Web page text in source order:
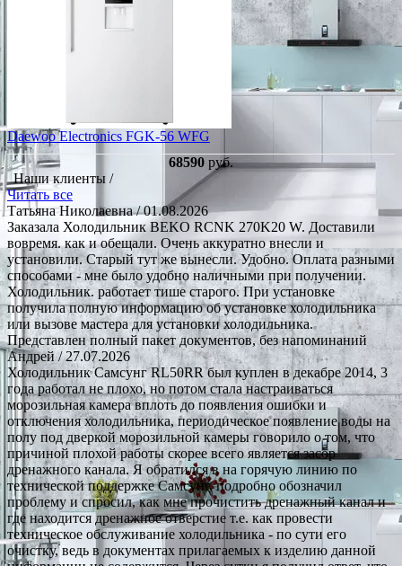
Daewoo Electronics FGK-56 WFG
68590 руб.
Наши клиенты /
Читать все
Татьяна Николаевна/ 01.08.2026
Заказала Холодильник BEKO RCNK 270K20 W. Доставили
вовремя. как и обещали. Очень аккуратно внесли и
установили. Старый тут же вынесли. Удобно. Оплата разными
способами - мне было удобно наличными при получении.
Холодильник. работает тише старого. При установке
получила полную информацию об установке холодильника
или вызове мастера для установки холодильника.
Представлен полный пакет документов, без напоминаний
Андрей/ 27.07.2026
Холодильник Самсунг RL50RR был куплен в декабре 2014, 3
года работал не плохо, но потом стала настраиваться
морозильная камера вплоть до появления ошибки и
отключения холодильника, периодическое появление воды на
полу под дверкой морозильной камеры говорило о том, что
причиной плохой работы скорее всего является засор
дренажного канала. Я обратился в на горячую линию по
технической поддержке Самсунг, подробно обозначил
проблему и спросил, как мне прочистить дренажный канал и
где находится дренажное отверстие т.е. как провести
техническое обслуживание холодильника - по сути его
очистку, ведь в документах прилагаемых к изделию данной